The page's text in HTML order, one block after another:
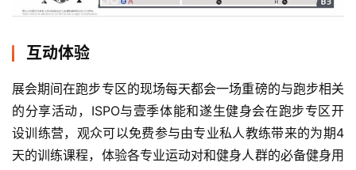
练
视
频
用
互动体验
展会期间在跑步专区的现场每天都会一场重磅的与跑步相关
的分享活动，ISPO与壹季体能和遂生健身会在跑步专区开
设训练营，观众可以免费参与由专业私人教练带来的为期4
天的训练课程，体验各专业运动对和健身人群的必备健身用